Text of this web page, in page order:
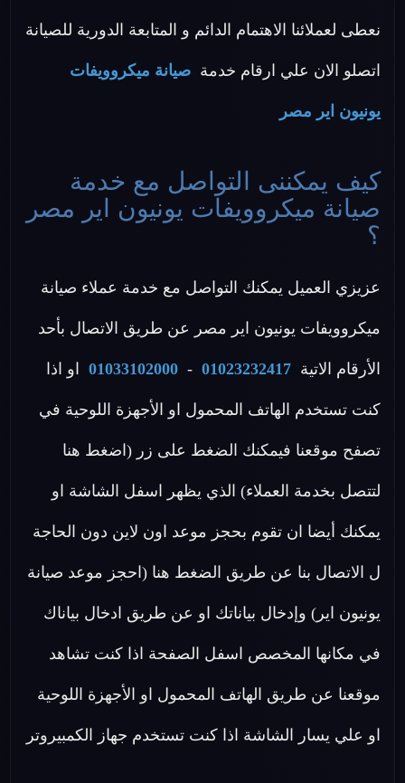
نعطى لعملائنا الاهتمام الدائم و المتابعة الدورية للصيانة
اتصلو الان علي ارقام خدمة صيانة ميكروويفات
يونيون اير مصر
كيف يمكننى التواصل مع خدمة
صيانة ميكروويفات يونيون اير مصر
؟
عزيزي العميل يمكنك التواصل مع خدمة عملاء صيانة
ميكروويفات يونيون اير مصر عن طريق الاتصال بأحد
الأرقام الاتية 01023232417
-
01033102000 او اذا
كنت تستخدم الهاتف المحمول او الأجهزة اللوحية في
تصفح موقعنا فيمكنك الضغط على زر (اضغط هنا
لتتصل بخدمة العملاء) الذي يظهر اسفل الشاشة او
يمكنك أيضا ان تقوم بحجز موعد اون لاين دون الحاجة
ل الاتصال بنا عن طريق الضغط هنا (احجز موعد صيانة
يونيون اير) وإدخال بياناتك او عن طريق ادخال بياناك
في مكانها المخصص اسفل الصفحة اذا كنت تشاهد
موقعنا عن طريق الهاتف المحمول او الأجهزة اللوحية
او علي يسار الشاشة اذا كنت تستخدم جهاز الكمبيروتر